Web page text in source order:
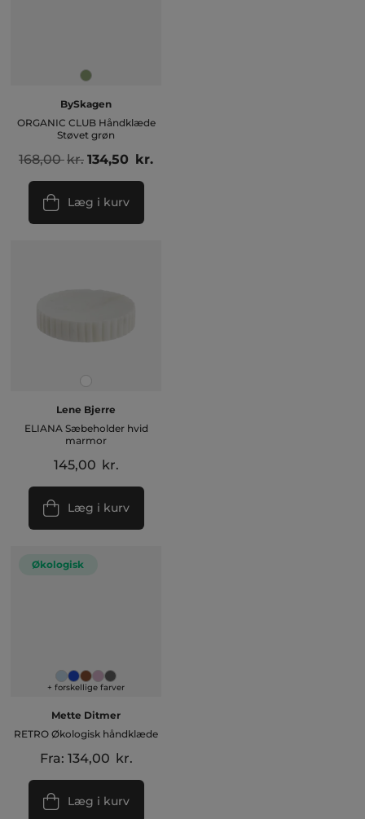
BySkagen
ORGANIC CLUB Håndklæde
Støvet grøn
168,00kr. Den
var:
168,00 kr..
134,50 kr.Den
Læg i kurv
Lene Bjerre
ELIANA Sæbeholder hvid
marmor
145,00 kr.
Læg i kurv
Økologisk
+ forskellige farver
Mette Ditmer
RETRO Økologisk håndklæde
Fra: 134,00 kr.
Læg i kurv